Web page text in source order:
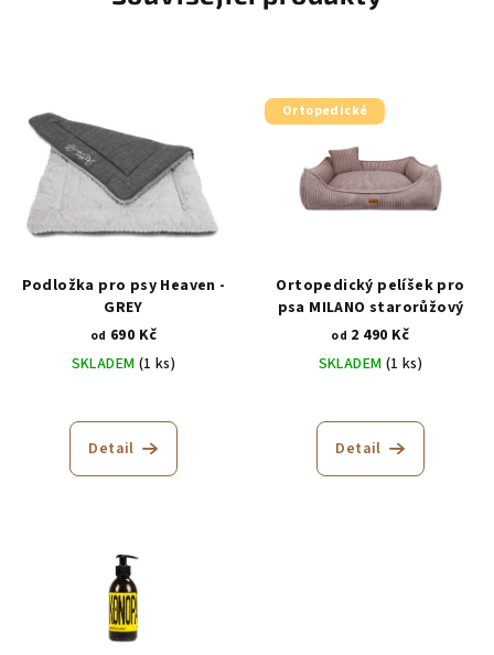
Podložka pro psy Heaven -
GREY
od 690 Kč
SKLADEM (1 ks)
hodnocení
produktu
hvězdiček.
Detail
Ortopedické
Ortopedický pelíšek pro
psa MILANO starorůžový
od 2 490 Kč
SKLADEM (1 ks)
hodnocení
produktu
Detail